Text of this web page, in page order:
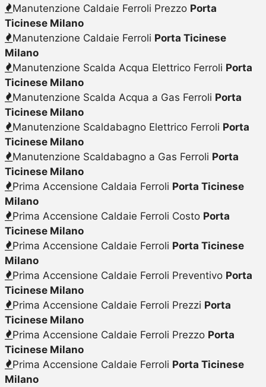
Manutenzione Caldaie Ferroli Prezzo Porta
Ticinese Milano
Manutenzione Caldaie Ferroli Porta Ticinese
Milano
Manutenzione Scalda Acqua Elettrico Ferroli Porta
Ticinese Milano
Manutenzione Scalda Acqua a Gas Ferroli Porta
Ticinese Milano
Manutenzione Scaldabagno Elettrico Ferroli Porta
Ticinese Milano
Manutenzione Scaldabagno a Gas Ferroli Porta
Ticinese Milano
Prima Accensione Caldaia Ferroli Porta Ticinese
Milano
Prima Accensione Caldaie Ferroli Costo Porta
Ticinese Milano
Prima Accensione Caldaie Ferroli Porta Ticinese
Milano
Prima Accensione Caldaie Ferroli Preventivo Porta
Ticinese Milano
Prima Accensione Caldaie Ferroli Prezzi Porta
Ticinese Milano
Prima Accensione Caldaie Ferroli Prezzo Porta
Ticinese Milano
Prima Accensione Caldaie Ferroli Porta Ticinese
Milano